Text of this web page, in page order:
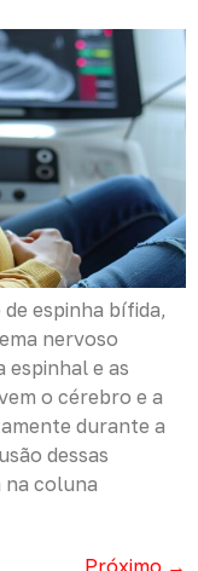
espinha bífida,
nervoso
espinhal e as
o cérebro e a
durante a
dessas
coluna
Próximo →